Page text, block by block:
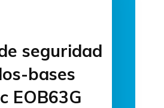
seguridad
bases
EOB63G